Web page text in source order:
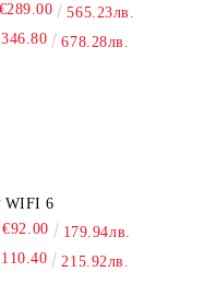
€289.00 565.23лв.
678.28лв.
WIFI 6
€92.00 179.94лв.
215.92лв.